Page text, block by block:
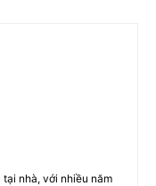
tại nhà, với nhiều năm